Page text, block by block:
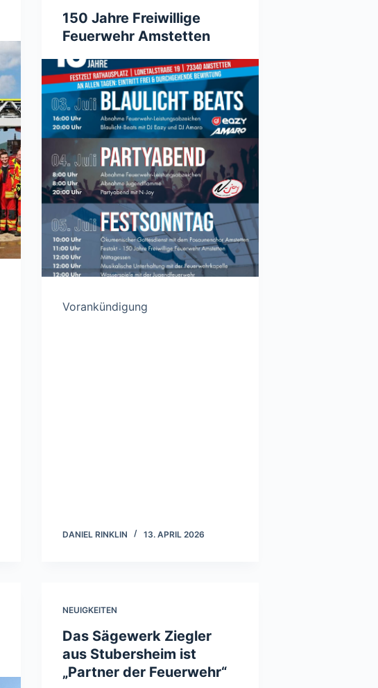
150 Jahre Freiwillige
Feuerwehr Amstetten
Vorankündigung
DANIEL RINKLIN 13. APRIL 2026
NEUIGKEITEN
Das Sägewerk Ziegler
aus Stubersheim ist
„Partner der Feuerwehr“